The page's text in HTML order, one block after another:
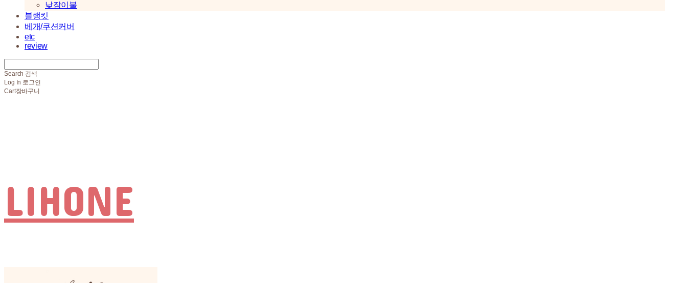
낮잠이불
블랭킷
베개/쿠션커버
etc
review
Search 검색
Log In 로그인
Cart장바구니
LIHONE